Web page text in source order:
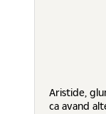
Aristide,
ca avand